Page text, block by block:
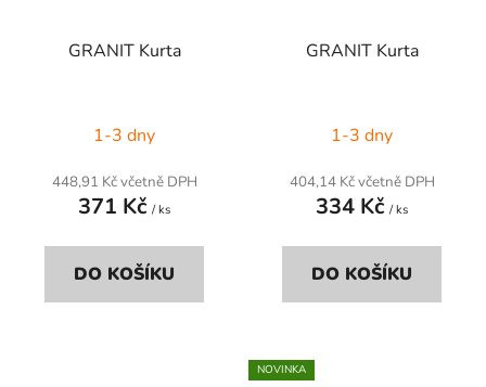
GRANIT Kurta
1-3 dny
448,91 Kč včetně DPH
371 Kč / ks
DO KOŠÍKU
GRANIT Kurta
1-3 dny
404,14 Kč včetně DPH
334 Kč / ks
DO KOŠÍKU
NOVINKA